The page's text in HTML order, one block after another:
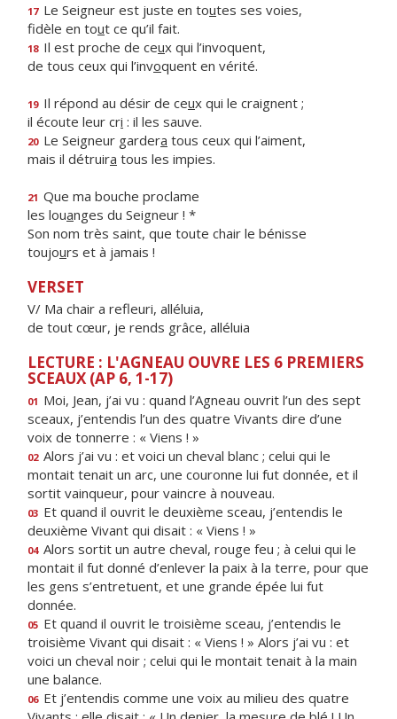
17 Le Seigneur est juste en toutes ses voies,
fidèle en tout ce qu’il fait.
18 Il est proche de ceux qui l’invoquent,
de tous ceux qui l’invoquent en vérité.
19 Il répond au désir de ceux qui le craignent ;
il écoute leur cri : il les sauve.
20 Le Seigneur gardera tous ceux qui l’aiment,
mais il détruira tous les impies.
21 Que ma bouche proclame
les louanges du Seigneur ! *
Son nom très saint, que toute chair le bénisse
toujours et à jamais !
VERSET
V/ Ma chair a refleuri, alléluia,
de tout cœur, je rends grâce, alléluia
LECTURE : L'AGNEAU OUVRE LES 6 PREMIERS
SCEAUX (AP 6, 1-17)
01 Moi, Jean, j’ai vu : quand l’Agneau ouvrit l’un des sept
sceaux, j’entendis l’un des quatre Vivants dire d’une
voix de tonnerre : « Viens ! »
02 Alors j’ai vu : et voici un cheval blanc ; celui qui le
montait tenait un arc, une couronne lui fut donnée, et il
sortit vainqueur, pour vaincre à nouveau.
03 Et quand il ouvrit le deuxième sceau, j’entendis le
deuxième Vivant qui disait : « Viens ! »
04 Alors sortit un autre cheval, rouge feu ; à celui qui le
montait il fut donné d’enlever la paix à la terre, pour que
les gens s’entretuent, et une grande épée lui fut
donnée.
05 Et quand il ouvrit le troisième sceau, j’entendis le
troisième Vivant qui disait : « Viens ! » Alors j’ai vu : et
voici un cheval noir ; celui qui le montait tenait à la main
une balance.
06 Et j’entendis comme une voix au milieu des quatre